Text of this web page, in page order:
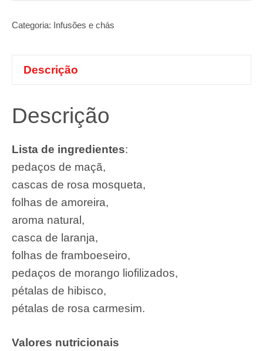
morango
Categoria: Infusões e chás
Descrição
Descrição
Lista de ingredientes:
pedaços de maçã,
cascas de rosa mosqueta,
folhas de amoreira,
aroma natural,
casca de laranja,
folhas de framboeseiro,
pedaços de morango liofilizados,
pétalas de hibisco,
pétalas de rosa carmesim.
Valores nutricionais